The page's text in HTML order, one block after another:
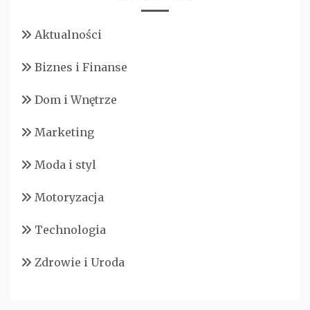
Aktualności
Biznes i Finanse
Dom i Wnętrze
Marketing
Moda i styl
Motoryzacja
Technologia
Zdrowie i Uroda